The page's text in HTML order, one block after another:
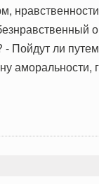
Пойдут ли
аморальности,